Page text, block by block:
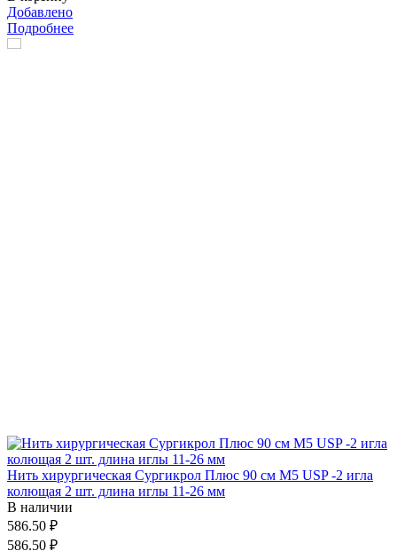
Добавлено
Подробнее
Нить хирургическая Сургикрол Плюс 90 см М5 USP -2 игла
колющая 2 шт. длина иглы 11-26 мм
В наличии
586.50 ₽
586.50 ₽